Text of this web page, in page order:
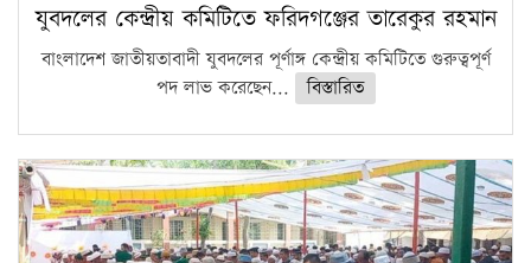
যুবদলের কেন্দ্রীয় কমিটিতে ফরিদগঞ্জের তারেকুর রহমান
বাংলাদেশ জাতীয়তাবাদী যুবদলের পূর্ণাঙ্গ কেন্দ্রীয় কমিটিতে গুরুত্বপূর্ণ
পদ লাভ করেছেন...
বিস্তারিত